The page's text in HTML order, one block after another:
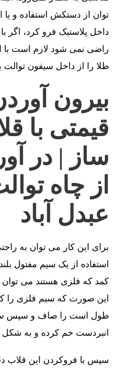
توان از دستکش استفاده و
داخل پلاستیک فرو کرد، اگر
راضی نمی شود لازم است با
طلا را از داخل سیفون توالت
بیرون
قیمتی با
ساز | در
از چاه
عبدل آباد
برای این کار می توان به
استفاده از یک سیم مفتول
کمد که فلزی هستند می توان
این صورت که سیم فلزی را
طول است را صاف و سپس سر
انبردست خم کرده و به شکل
سپس با فروکردن این قلاب